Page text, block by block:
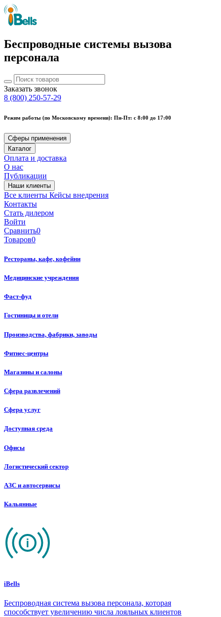
Беспроводные системы вызова
персонала
Заказать звонок
8 (800) 250-57-29
Режим работы (по Московскому времени): Пн-Пт: с 8:00 до 17:00
Сферы применения
Каталог
Оплата и доставка
О нас
Публикации
Наши клиенты
Все клиенты Кейсы внедрения
Контакты
Стать дилером
Войти
Сравнить0
Товаров0
Рестораны, кафе, кофейни
Медицинские учреждения
Фаст-фуд
Гостиницы и отели
Производства, фабрики, заводы
Фитнес-центры
Магазины и салоны
Сфера развлечений
Сфера услуг
Доступная среда
Офисы
Логистический сектор
АЗС и автосервисы
Кальянные
iBells
Беспроводная система вызова персонала, которая
способствует увеличению числа лояльных клиентов